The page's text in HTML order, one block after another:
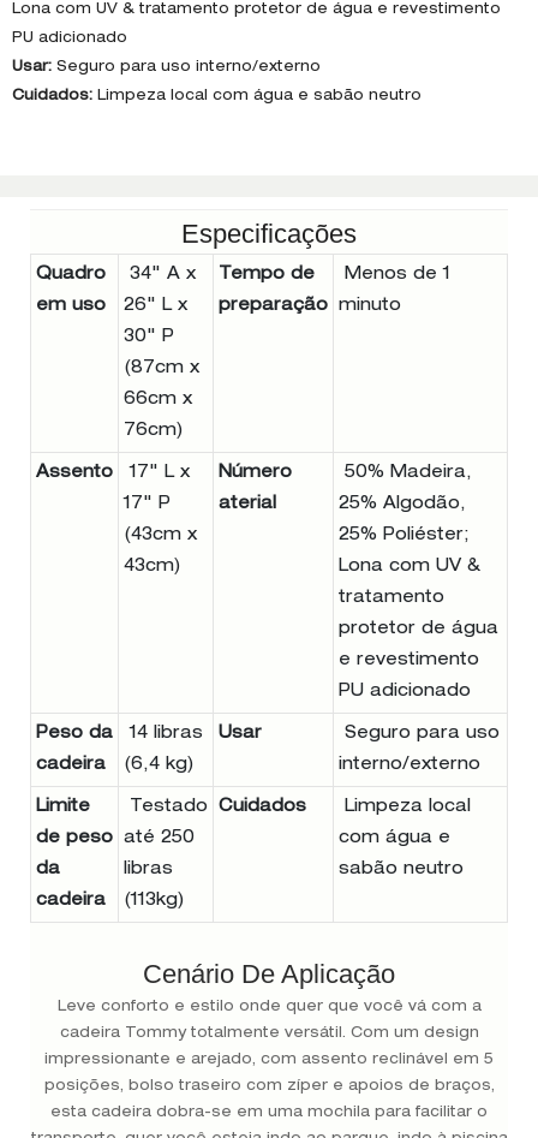
Lona com UV & tratamento protetor de água e revestimento
PU adicionado
Usar: Seguro para uso interno/externo
Cuidados: Limpeza local com água e sabão neutro
Especificações
Quadro
em uso
34" A x
26" L x
30" P
(87cm x
66cm x
76cm)
Tempo de
preparação
Menos de 1
minuto
Assento
17" L x
17" P
(43cm x
43cm)
Número
aterial
50% Madeira,
25% Algodão,
25% Poliéster;
Lona com UV &
tratamento
protetor de água
e revestimento
PU adicionado
Peso da
cadeira
14 libras
(6,4 kg)
Usar
Seguro para uso
interno/externo
Limite
de peso
da
cadeira
Testado
até 250
libras
(113kg)
Cuidados
Limpeza local
com água e
sabão neutro
Cenário De Aplicação
Leve conforto e estilo onde quer que você vá com a
cadeira Tommy totalmente versátil. Com um design
impressionante e arejado, com assento reclinável em 5
posições, bolso traseiro com zíper e apoios de braços,
esta cadeira dobra-se em uma mochila para facilitar o